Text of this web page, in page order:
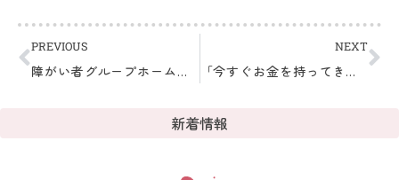
PREVIOUS
障がい者グループホームの基本って何だろう。
NEXT
「今すぐお金を持ってきて！！」と言われた時の対応について。
新着情報